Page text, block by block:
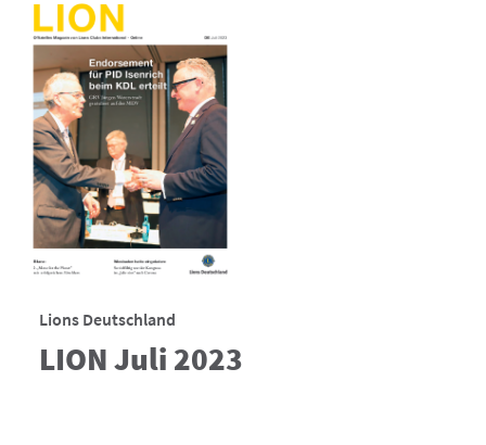
Lions Deutschland
LION Juli 2023